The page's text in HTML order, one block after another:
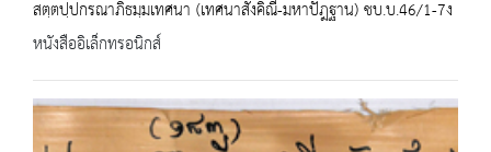
สตฺตปฺปกรณาภิธมฺมเทศนา (เทศนาสังคิณี-มหาปัฎฐาน) ชบ.บ.46/1-7ง
หนังสืออิเล็กทรอนิกส์